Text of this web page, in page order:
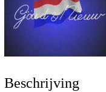
Beschrijving